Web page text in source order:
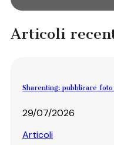
Articoli
Sharenting: pubblicare
29/07/2026
Articoli